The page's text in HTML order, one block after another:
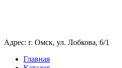
Адрес: г. Омск, ул. Лобкова, 6/1
Главная